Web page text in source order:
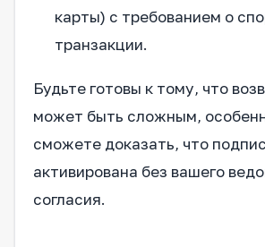
карты) с требованием о
транзакции.
Будьте готовы к тому, что
может быть сложным,
сможете доказать, что
активирована без вашего
согласия.